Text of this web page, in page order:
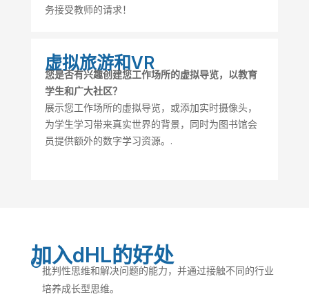
务接受教师的请求！
虚拟旅游和VR
您是否有兴趣创建您工作场所的虚拟导览，以教育
学生和广大社区？
展示您工作场所的虚拟导览，或添加实时摄像头，
为学生学习带来真实世界的背景，同时为图书馆会
员提供额外的数字学习资源。.
加入dHL的好处

批判性思维和解决问题的能力，并通过接触不同的行业
培养成长型思维。